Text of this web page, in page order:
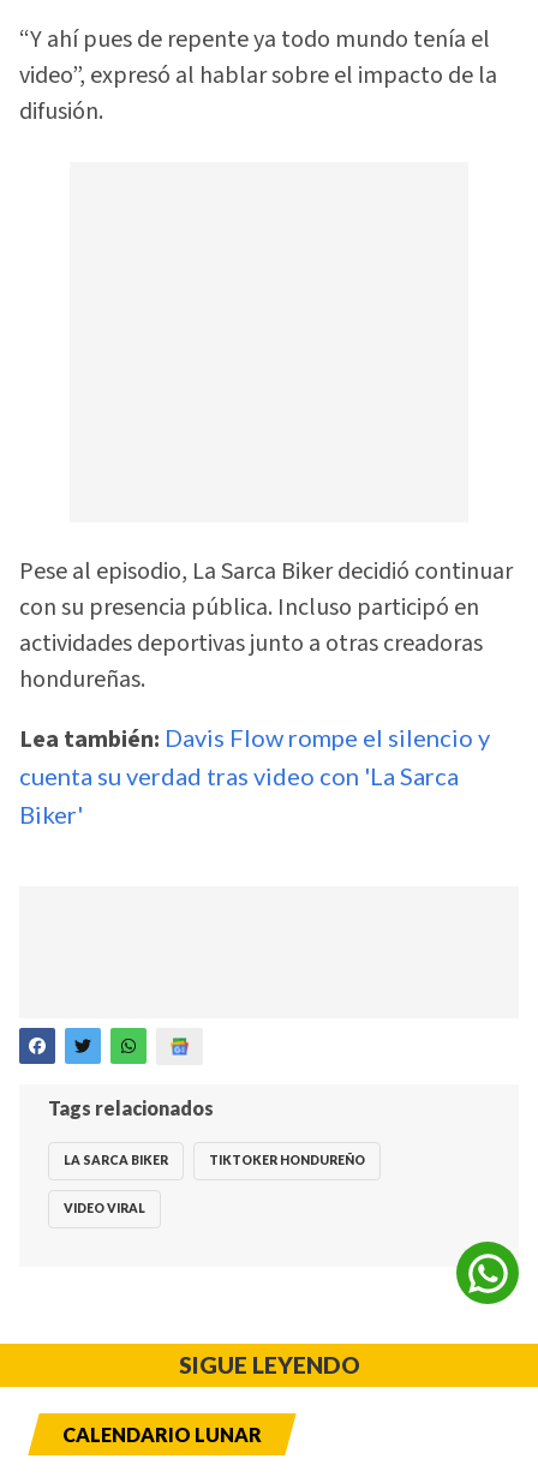
“Y ahí pues de repente ya todo mundo tenía el
video”, expresó al hablar sobre el impacto de la
difusión.
Pese al episodio, La Sarca Biker decidió continuar
con su presencia pública. Incluso participó en
actividades deportivas junto a otras creadoras
hondureñas.
Lea también: Davis Flow rompe el silencio y
cuenta su verdad tras video con 'La Sarca
Biker'
Tags relacionados
LA SARCA BIKER TIKTOKER HONDUREÑO
VIDEO VIRAL
SIGUE LEYENDO
CALENDARIO LUNAR